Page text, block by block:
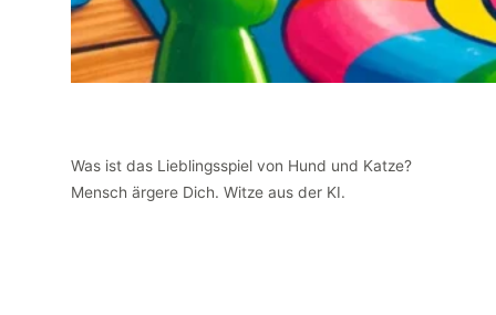
Was ist das Lieblingsspiel von Hund und Katze?
Mensch ärgere Dich. Witze aus der KI.